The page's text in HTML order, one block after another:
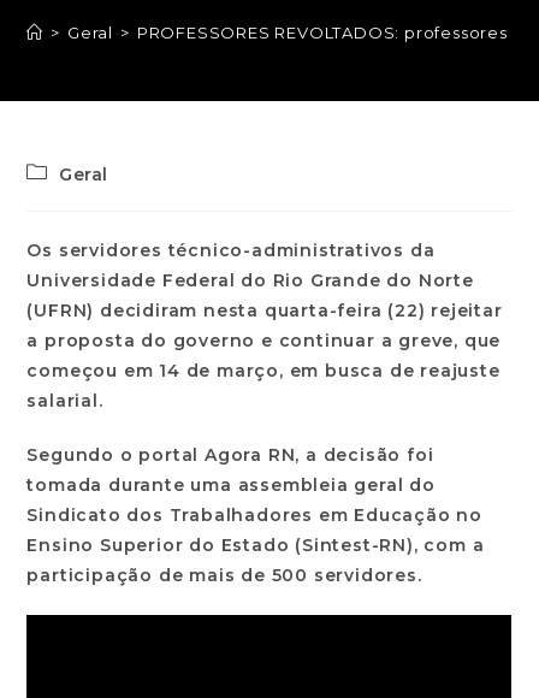
> Geral > PROFESSORES REVOLTADOS: professores
Geral
Os servidores técnico-administrativos da
Universidade Federal do Rio Grande do Norte
(UFRN) decidiram nesta quarta-feira (22) rejeitar
a proposta do governo e continuar a greve, que
começou em 14 de março, em busca de reajuste
salarial.
Segundo o portal Agora RN, a decisão foi
tomada durante uma assembleia geral do
Sindicato dos Trabalhadores em Educação no
Ensino Superior do Estado (Sintest-RN), com a
participação de mais de 500 servidores.